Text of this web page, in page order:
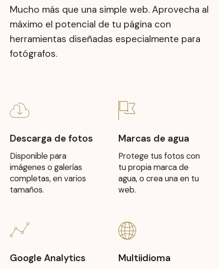
Mucho más que una simple web. Aprovecha al
máximo el potencial de tu página con
herramientas diseñadas especialmente para
fotógrafos.
Descarga de fotos
Disponible para
imágenes o galerías
completas, en varios
tamaños.
Marcas de agua
Protege tus fotos con
tu propia marca de
agua, o crea una en tu
web.
Google Analytics Multiidioma